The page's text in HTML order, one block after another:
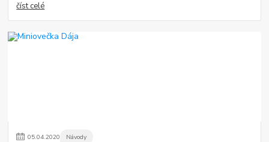
číst celé
05.04.2020 Návody